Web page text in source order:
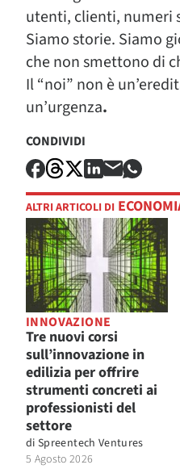
utenti, clienti, numeri
Siamo storie. Siamo
che non smettono di
Il “noi” non è
un’urgenza.
CONDIVIDI
ALTRI ARTICOLI DI
INNOVAZIONE
Tre nuovi corsi
sull’innovazione in
edilizia per offrire
strumenti concreti ai
professionisti del
settore
di Spreentech Ventures
5 Agosto 2026